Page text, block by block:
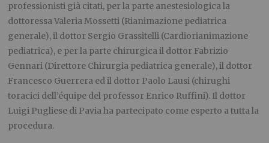
professionisti già citati, per la parte anestesiologica la
dottoressa Valeria Mossetti (Rianimazione pediatrica
generale), il dottor Sergio Grassitelli (Cardiorianimazione
pediatrica), e per la parte chirurgica il dottor Fabrizio
Gennari (Direttore Chirurgia pediatrica generale), il dottor
Francesco Guerrera ed il dottor Paolo Lausi (chirughi
toracici dell’équipe del professor Enrico Ruffini). Il dottor
Luigi Pugliese di Pavia ha partecipato come esperto a tutta la
procedura.